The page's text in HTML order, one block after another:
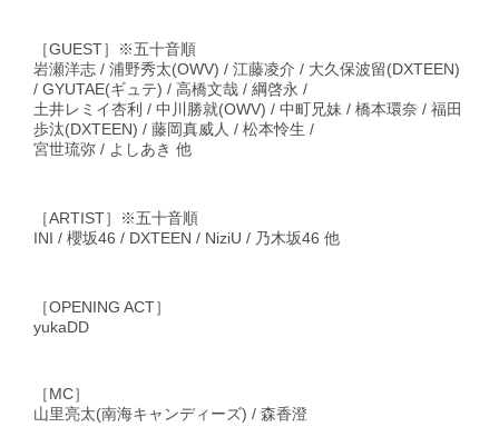
［GUEST］※五十音順
岩瀬洋志 / 浦野秀太(OWV) / 江藤凌介 / 大久保波留(DXTEEN)
/ GYUTAE(ギュテ) / 高橋文哉 / 綱啓永 /
土井レミイ杏利 / 中川勝就(OWV) / 中町兄妹 / 橋本環奈 / 福田
歩汰(DXTEEN) / 藤岡真威人 / 松本怜生 /
宮世琉弥 / よしあき 他
［ARTIST］※五十音順
INI / 櫻坂46 / DXTEEN / NiziU / 乃木坂46 他
［OPENING ACT］
yukaDD
［MC］
山里亮太(南海キャンディーズ) / 森香澄